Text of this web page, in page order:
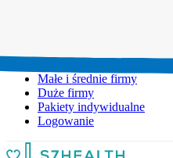
Małe i średnie firmy
Duże firmy
Pakiety indywidualne
Logowanie